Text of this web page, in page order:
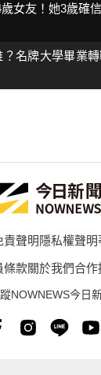
女友！她3歲確
？名牌大學畢業
責聲明隱私權聲明
條款關於我們合作
NOWNEWS今日